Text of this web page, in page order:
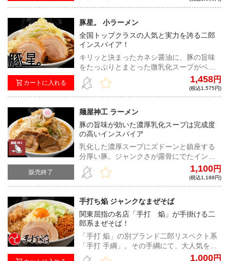
ついてもらいたい。
カートに入れる
豚星。 小ラーメン
全国トップクラスの人気と実力を誇る二郎
インスパイア！
キリッと決まったカネシ醤油に、豚の旨味
をたっぷりとまとった微乳化スープがベス
トマッチ。神豚とも言われる大きく、柔ら
かい豚肉も健在！超ハイレベルな逸品だ。
1,458円
(税込1,575円)
販売終了
麺屋神工 ラーメン
豚の旨味が効いた濃厚乳化スープは完成度
の高いインスパイア
乳化した濃厚スープにズドーンと鎮座する
分厚い豚。ジャンクさが露骨にでたインス
パイアラーメンは中毒性抜群！クタクタに
茹でたヤサイと味付き脂は相性抜群だ！
1,100円
(税込1,188円)
手打ち焔 ジャンクなまぜそば
関東屈指の名店「手打 焔」が手掛ける二
郎系まぜそば！
「手打 焔」の別ブランド二郎リスペクト系
「手打 手綱」。その手綱にて、大人気を誇
るメニュー「ジャンクなまぜそば」が遂に
1,000円